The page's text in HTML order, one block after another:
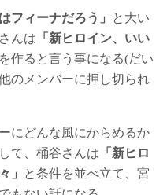
フィーナだろう」
と大い
んは 「新ヒロイン、いい
作ると言う事になる(だい
のメンバーに押し切られ
にどんな風にからめるか
て、桶谷さんは 「新ヒロ
」
と条件を並べ立て、宮